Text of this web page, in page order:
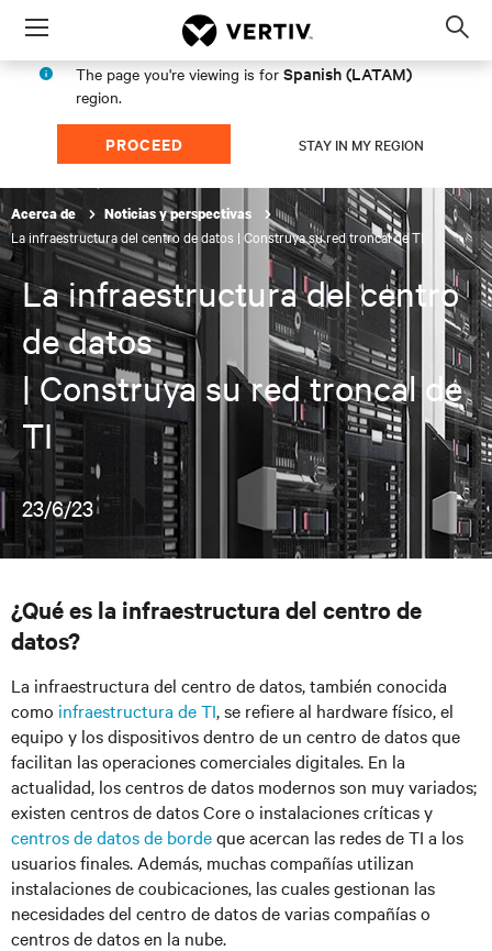
Menu
The page you're viewing is for Spanish (LATAM)
region.
PROCEED STAY IN MY REGION
Acerca de Noticias y perspectivas
La infraestructura del centro de datos | Construya su red troncal de TI
La infraestructura del centro
de datos
| Construya su red troncal de
TI
23/6/23
¿Qué es la infraestructura del centro de
datos?
La infraestructura del centro de datos, también conocida
como infraestructura de TI, se refiere al hardware físico, el
equipo y los dispositivos dentro de un centro de datos que
facilitan las operaciones comerciales digitales. En la
actualidad, los centros de datos modernos son muy variados;
existen centros de datos Core o instalaciones críticas y
centros de datos de bordeque acercan las redes de TI a los
usuarios finales. Además, muchas compañías utilizan
instalaciones de coubicaciones, las cuales gestionan las
necesidades del centro de datos de varias compañías o
centros de datos en la nube.